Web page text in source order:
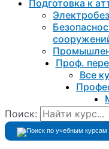
Подготовка к
Проф.
Все
Поиск: